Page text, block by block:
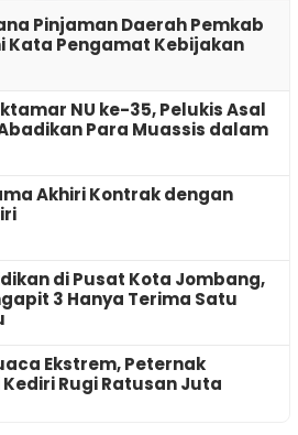
Pinjaman Daerah Pemkab
Kata Pengamat Kebijakan
NU ke-35, Pelukis Asal
Para Muassis dalam
Akhiri Kontrak dengan
di Pusat Kota Jombang,
3 Hanya Terima Satu
Ekstrem, Peternak
Rugi Ratusan Juta